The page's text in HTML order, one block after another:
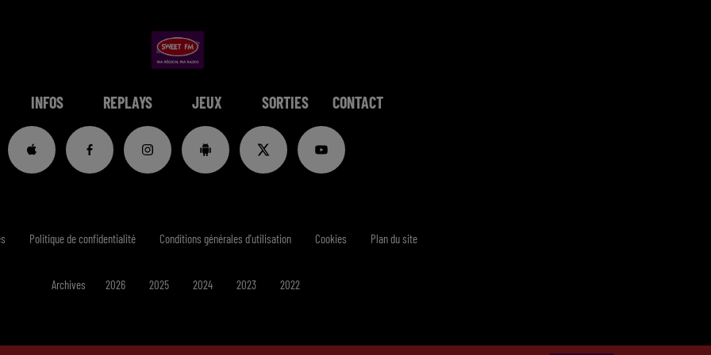
INFOS REPLAYS JEUX SORTIES CONTACT
Politique de confidentialité Conditions générales d'utilisation Cookies Plan du site
Archives 2026 2025 2024 2023 2022